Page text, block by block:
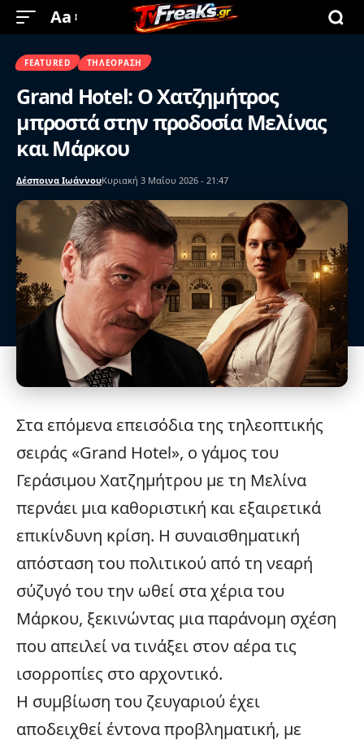
Aa
FEATURED ΤΗΛΕΌΡΑΣΗ
Grand Hotel: Ο Χατζημήτρος
μπροστά στην προδοσία Μελίνας
και Μάρκου
Δέσποινα ΙωάννουΚυριακή 3 Μαΐου 2026 - 21:47
Στα επόμενα επεισόδια της τηλεοπτικής
σειράς «Grand Hotel», ο γάμος του
Γεράσιμου Χατζημήτρου με τη Μελίνα
περνάει μια καθοριστική και εξαιρετικά
επικίνδυνη κρίση. Η συναισθηματική
απόσταση του πολιτικού από τη νεαρή
σύζυγό του την ωθεί στα χέρια του
Μάρκου, ξεκινώντας μια παράνομη σχέση
που απειλεί να τινάξει στον αέρα τις
ισορροπίες στο αρχοντικό.
Η συμβίωση του ζευγαριού έχει
αποδειχθεί έντονα προβληματική, με